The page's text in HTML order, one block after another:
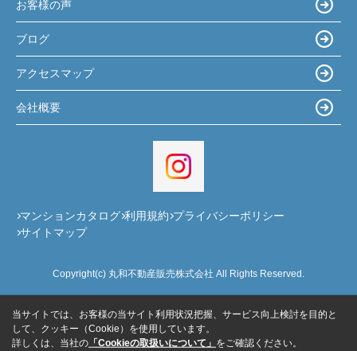
お客様の声
ブログ
アクセスマップ
会社概要
マンションカタログ 利用規約 プライバシーポリシー
サイトマップ
Copyright(c) 丸和不動産販売株式会社 All Rights Reserved.
当サイトでは、お客様の当サイト利用状況把握、サービス向上検討を目的と
して、クッキー（Cookie）を使用しています。
詳しくは、当社の 「Cookieの取扱いについて」 をご確認ください。